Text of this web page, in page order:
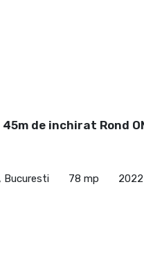
de inchirat Rond
Bucuresti 78 mp 2022